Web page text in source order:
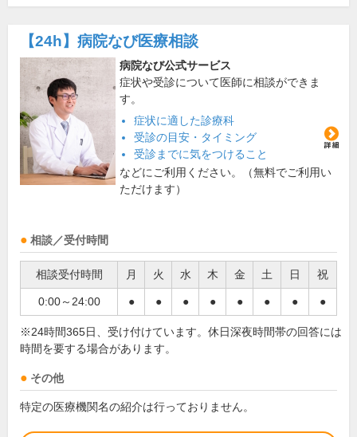
【24h】 病院なび医療相談
病院なび公式サービス
症状や受診について医師に相談ができま
す。
症状に適した診療科
受診の目安・タイミング
受診までに気をつけること
などにご利用ください。（無料でご利用い
ただけます）
相談／受付時間
相談受付時間 月 火 水 木 金 土 日 祝
0:00～24:00 ● ● ● ● ● ● ● ●
※24時間365日、受け付けています。休日深夜時間帯の回答には
時間を要する場合があります。
その他
特定の医療機関名の紹介は行っておりません。